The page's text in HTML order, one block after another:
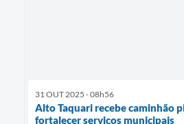
31 OUT 2025 - 08h56
Alto Taquari recebe caminhão
fortalecer serviços municipais